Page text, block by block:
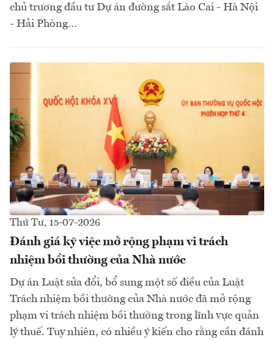
chủ trương đầu tư Dự án đường sắt Lào Cai - Hà Nội
- Hải Phòng...
Thứ Tư, 15-07-2026
Đánh giá kỹ việc mở rộng phạm vi trách
nhiệm bồi thường của Nhà nước
Dự án Luật sửa đổi, bổ sung một số điều của Luật
Trách nhiệm bồi thường của Nhà nước đã mở rộng
phạm vi trách nhiệm bồi thường trong lĩnh vực quản
lý thuế. Tuy nhiên, có nhiều ý kiến cho rằng cần đánh